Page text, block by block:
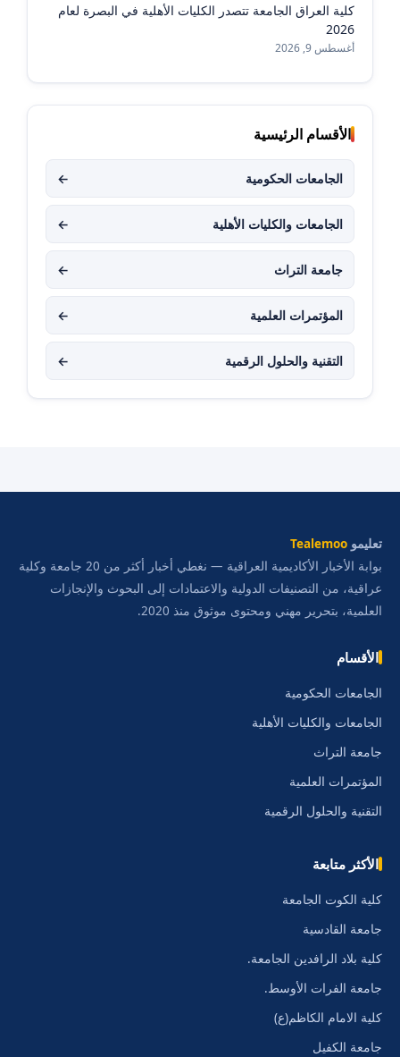
كلية العراق الجامعة تتصدر الكليات الأهلية في البصرة لعام
2026
أغسطس 9, 2026
الأقسام الرئيسية
الجامعات الحكومية ←
الجامعات والكليات الأهلية ←
جامعة التراث ←
المؤتمرات العلمية ←
التقنية والحلول الرقمية ←
تعليمو Tealemoo
بوابة الأخبار الأكاديمية العراقية — نغطي أخبار أكثر من 20 جامعة وكلية
عراقية، من التصنيفات الدولية والاعتمادات إلى البحوث والإنجازات
العلمية، بتحرير مهني ومحتوى موثوق منذ 2020.
الأقسام
الجامعات الحكومية
الجامعات والكليات الأهلية
جامعة التراث
المؤتمرات العلمية
التقنية والحلول الرقمية
الأكثر متابعة
كلية الكوت الجامعة
جامعة القادسية
كلية بلاد الرافدين الجامعة.
جامعة الفرات الأوسط.
كلية الامام الكاظم(ع)
جامعة الكفيل